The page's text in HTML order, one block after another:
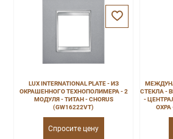
LUX INTERNATIONAL PLATE - ИЗ
ОКРАШЕННОГО ТЕХНОПОЛИМЕРА - 2
МОДУЛЯ - ТИТАН - CHORUS
(GW16222VT)
Спросите цену
СТЕКЛА -
-
ОХРА